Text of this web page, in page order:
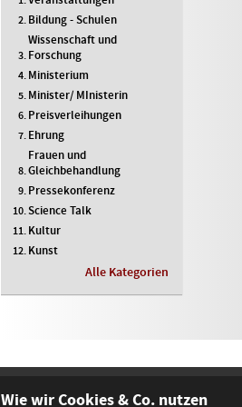
Bildung - Schulen
Wissenschaft und
Forschung
Ministerium
Minister/ MInisterin
Preisverleihungen
Ehrung
Frauen und
Gleichbehandlung
Pressekonferenz
Science Talk
Kultur
Kunst
Alle Kategorien
Wie wir Cookies & Co. nutzen